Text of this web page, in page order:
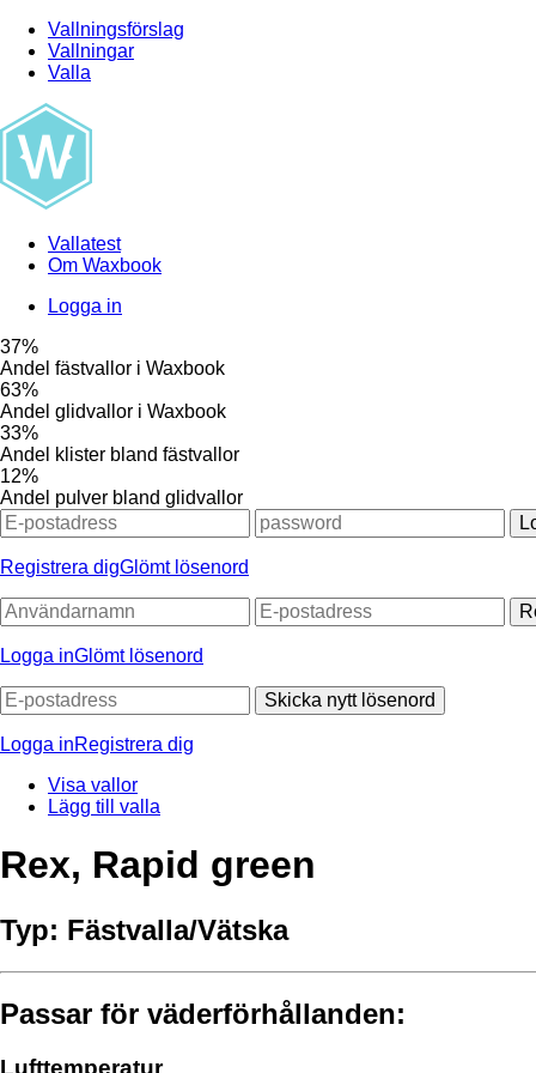
Vallningsförslag
Vallningar
Valla
Vallatest
Om Waxbook
Logga in
37%
Andel fästvallor i Waxbook
63%
Andel glidvallor i Waxbook
33%
Andel klister bland fästvallor
12%
Andel pulver bland glidvallor
Registrera digGlömt lösenord
Logga inGlömt lösenord
Skicka nytt lösenord
Logga inRegistrera dig
Visa vallor
Lägg till valla
Rex, Rapid green
Typ: Fästvalla/Vätska
Passar för väderförhållanden:
Lufttemperatur